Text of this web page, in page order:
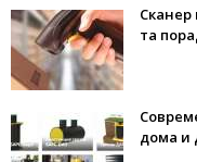
та
дома и